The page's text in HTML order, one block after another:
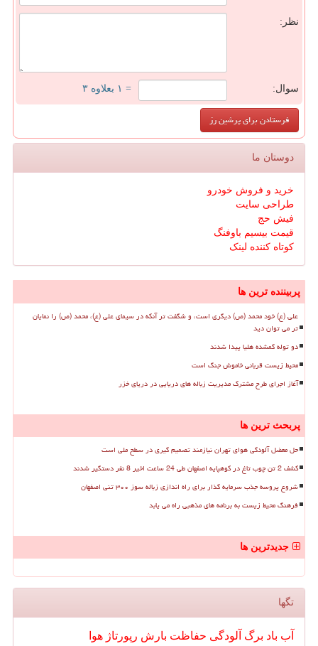
نظر:
سوال: = ۱ بعلاوه ۳
دوستان ما
خرید و فروش خودرو
طراحی سایت
فیش حج
قیمت بیسیم باوفنگ
کوتاه کننده لینک
پربیننده ترین ها
علی (ع) خود محمد (ص) دیگری است، و شگفت تر آنکه در سیمای علی (ع)، محمد (ص) را نمایان
تر می توان دید
دو توله گمشده هلیا پیدا شدند
محیط زیست قربانی خاموش جنگ است
آغاز اجرای طرح مشترک مدیریت زباله های دریایی در دریای خزر
پربحث ترین ها
حل معضل آلودگی هوای تهران نیازمند تصمیم گیری در سطح ملی است
کشف 2 تن چوب تاغ در کوهپایه اصفهان طی 24 ساعت اخیر 8 نفر دستگیر شدند
شروع پروسه جذب سرمایه گذار برای راه اندازی زباله سوز ۳۰۰ تنی اصفهان
فرهنگ محیط زیست به برنامه های مذهبی راه می یابد
جدیدترین ها
تگها
آب باد برگ آلودگی حفاظت بارش رپورتاژ هوا